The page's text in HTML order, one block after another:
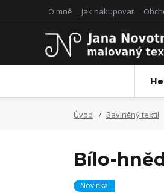
O mně Jak nakupovat
Úvod Bavlněný textil
Bílo-
Novinka